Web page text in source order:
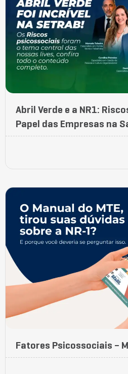
Abril Verde e a NR1:
Papel das Empresas na
Fatores Psicossociais –